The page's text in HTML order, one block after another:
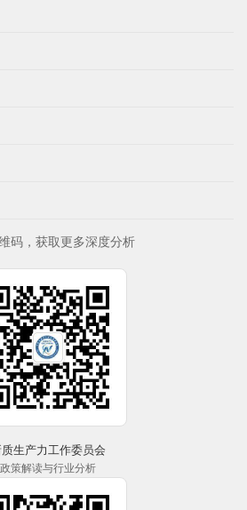
码，获取更多深度分析
生产力工作委员会
政策解读与行业分析